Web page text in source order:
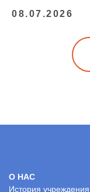
08.07.2026